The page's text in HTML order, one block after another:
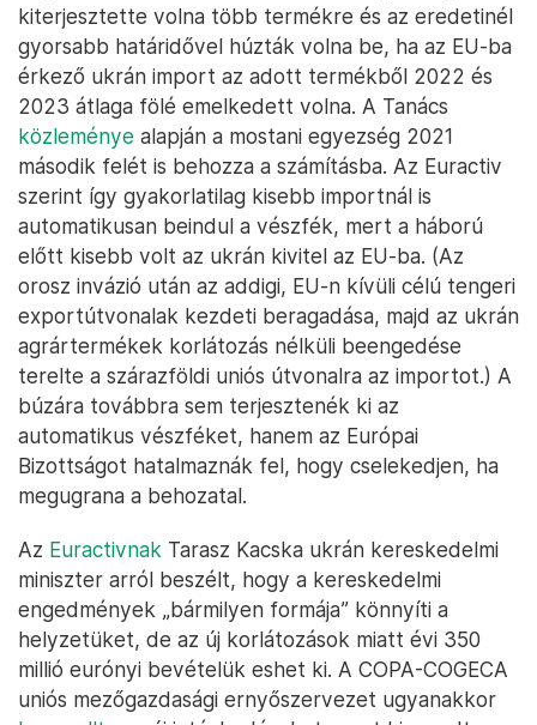
kiterjesztette volna több termékre és az eredetinél
gyorsabb határidővel húzták volna be, ha az EU-ba
érkező ukrán import az adott termékből 2022 és
2023 átlaga fölé emelkedett volna. A Tanács
közleménye alapján a mostani egyezség 2021
második felét is behozza a számításba. Az Euractiv
szerint így gyakorlatilag kisebb importnál is
automatikusan beindul a vészfék, mert a háború
előtt kisebb volt az ukrán kivitel az EU-ba. (Az
orosz invázió után az addigi, EU-n kívüli célú tengeri
exportútvonalak kezdeti beragadása, majd az ukrán
agrártermékek korlátozás nélküli beengedése
terelte a szárazföldi uniós útvonalra az importot.) A
búzára továbbra sem terjesztenék ki az
automatikus vészféket, hanem az Európai
Bizottságot hatalmaznák fel, hogy cselekedjen, ha
megugrana a behozatal.
Az Euractivnak Tarasz Kacska ukrán kereskedelmi
miniszter arról beszélt, hogy a kereskedelmi
engedmények „bármilyen formája” könnyíti a
helyzetüket, de az új korlátozások miatt évi 350
millió eurónyi bevételük eshet ki. A COPA-COGECA
uniós mezőgazdasági ernyőszervezet ugyanakkor